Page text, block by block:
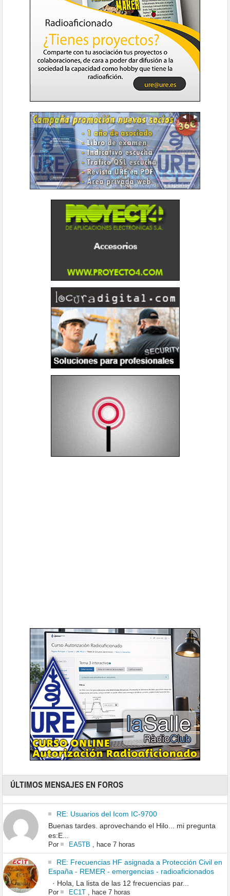
ÚLTIMOS MENSAJES EN FOROS
RE: Usuarios del Icom IC-9700
Buenas tardes. aprovechando el Hilo... mi pregunta
es:E...
Por EA5TB hace 7 horas
RE: Frecuencias HF asignada a Protección Civil en
España - REMER - emergencias - radioaficionados
· Hola, La lista de las 12 frecuencias par...
Por EC1T, hace 7 horas